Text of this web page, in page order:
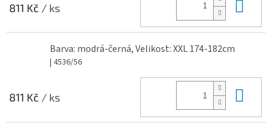
811 Kč / ks
Barva: modrá-černá, Velikost: XXL 174-182cm
| 4536/56
811 Kč / ks